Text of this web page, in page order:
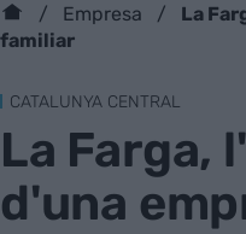
Empresa
La
familiar
CATALUNYA CENTRAL
La Farga,
d'una